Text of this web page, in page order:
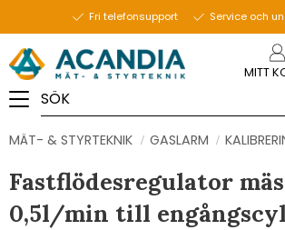
Fri telefonsupport Service och
MITT
MÄT- & STYRTEKNIK GASLARM
Fastflödesregulator
0,5l/min till